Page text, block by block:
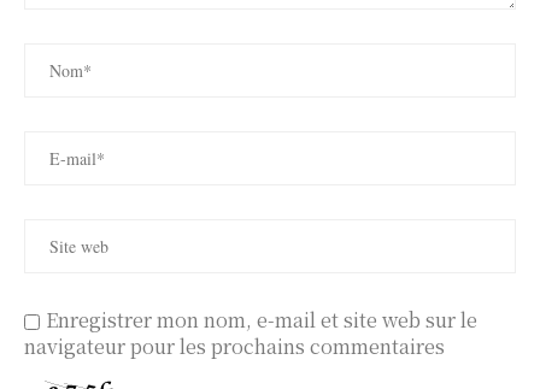
Enregistrer mon nom, e-mail et site web sur le
navigateur pour les prochains commentaires